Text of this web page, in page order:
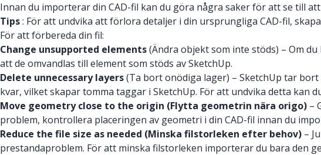
Innan du importerar din CAD-fil kan du göra några saker för att se till
Tips: För att undvika att förlora detaljer i din ursprungliga CAD-fil,
För att förbereda din fil:
Change unsupported elements(Ändra objekt som inte stöds) – Om
att de omvandlas till element som stöds av SketchUp.
Delete unnecessary layers(Ta bort onödiga lager) – SketchUp tar
kvar, vilket skapar tomma taggar i SketchUp. För att undvika detta kan
Move geometry close to the origin (Flytta geometrin nära origo) –
problem, kontrollera placeringen av geometri i din CAD-fil innan du
Reduce the file size as needed (Minska filstorleken efter behov) –
prestandaproblem. För att minska filstorleken importerar du bara den